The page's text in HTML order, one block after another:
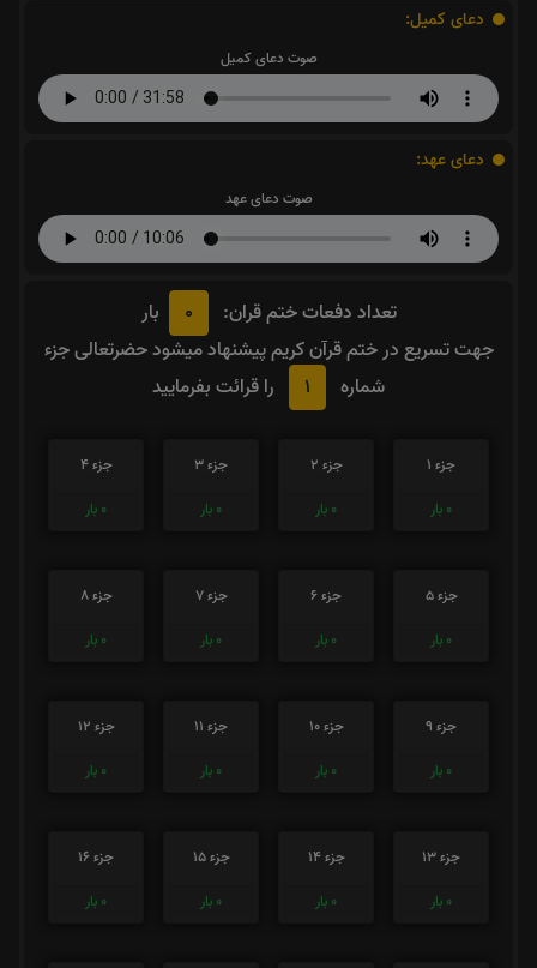
دعای کمیل:
صوت دعای کمیل
دعای عهد:
صوت دعای عهد
تعداد دفعات ختم قران: 0
بار
جهت تسریع در ختم قرآن کریم پیشنهاد میشود حضرتعالی جزء
شماره
1 را قرائت بفرمایید
جزء 1
0 بار
جزء 2
0 بار
جزء 3
0 بار
جزء 4
0 بار
جزء 5
0 بار
جزء 6
0 بار
جزء 7
0 بار
جزء 8
0 بار
جزء 9
0 بار
جزء 10
0 بار
جزء 11
0 بار
جزء 12
0 بار
جزء 13
0 بار
جزء 14
0 بار
جزء 15
0 بار
جزء 16
0 بار